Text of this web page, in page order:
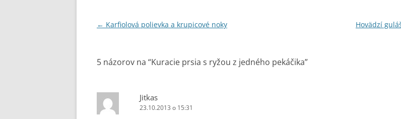
Navigácia
← Karfiolová polievka a krupicové noky Hovädzí
5 názorov na “Kuracie prsia s ryžou z jedného pekáčika”
Jitkas
23.10.2013 o 15:31